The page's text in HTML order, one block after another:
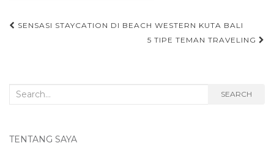
Post
SENSASI STAYCATION DI BEACH WESTERN KUTA BALI
5 TIPE TEMAN TRAVELING
Search
SEARCH
TENTANG SAYA